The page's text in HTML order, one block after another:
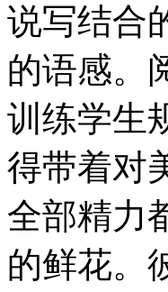
说写结合
的语感。
训练学生
得带着对
全部精力
的鲜花。